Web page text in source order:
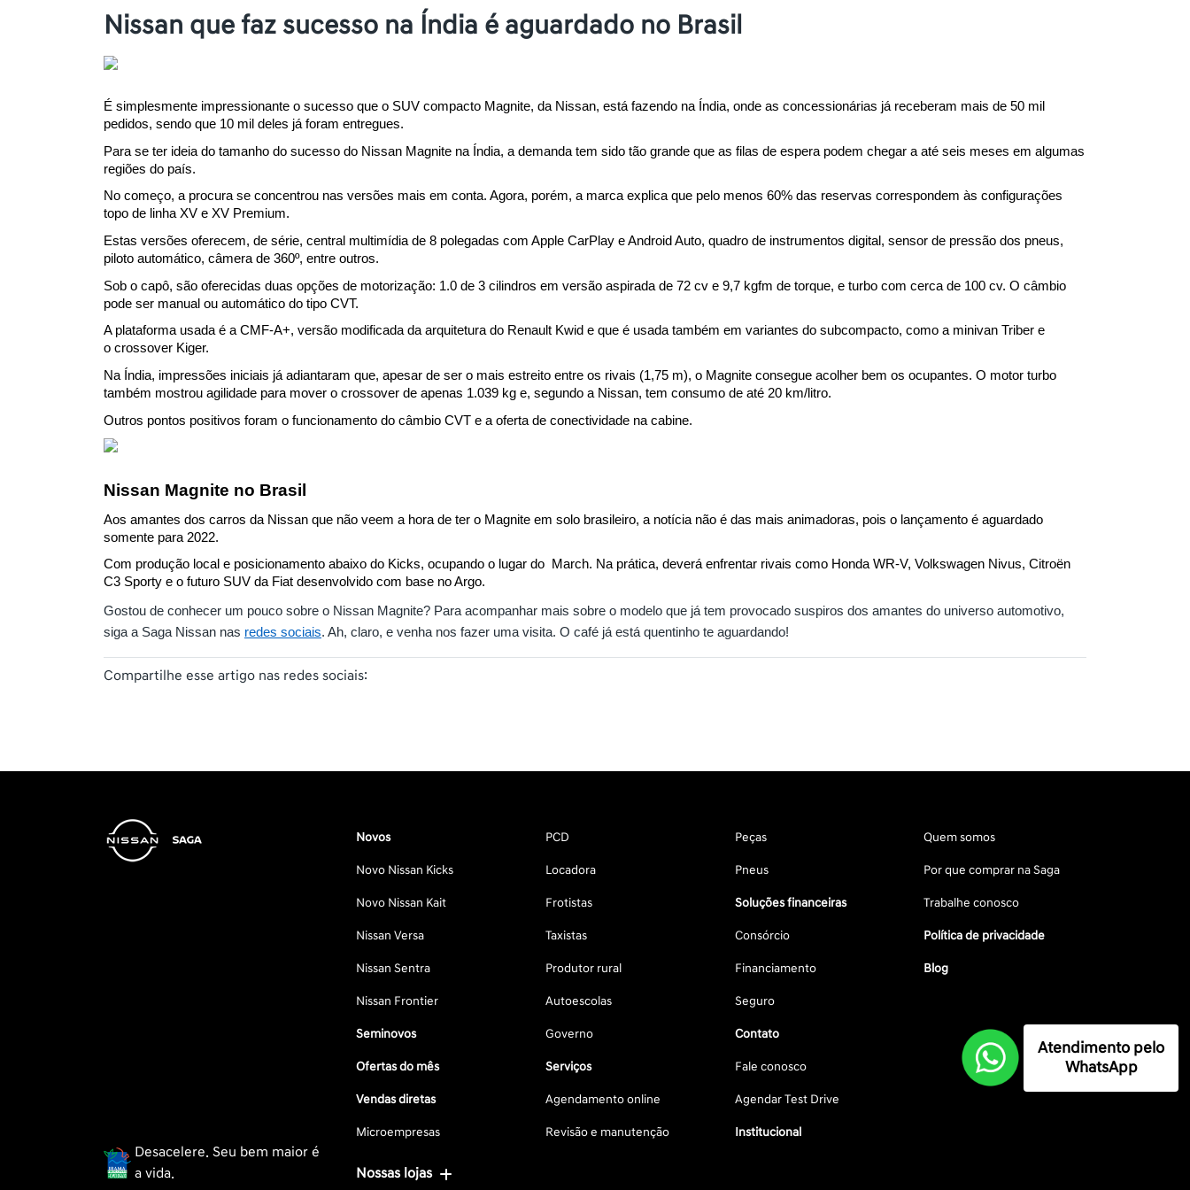
Nissan que faz sucesso na Índia é aguardado no Brasil
É simplesmente impressionante o sucesso que o SUV compacto Magnite, da Nissan, está fazendo na Índia, onde as concessionárias já receberam mais de 50 mil
pedidos, sendo que 10 mil deles já foram entregues.
Para se ter ideia do tamanho do sucesso do Nissan Magnite na Índia, a demanda tem sido tão grande que as filas de espera podem chegar a até seis meses em algumas
regiões do país.
No começo, a procura se concentrou nas versões mais em conta. Agora, porém, a marca explica que pelo menos 60% das reservas correspondem às configurações
topo de linha XV e XV Premium.
Estas versões oferecem, de série, central multimídia de 8 polegadas com Apple CarPlay e Android Auto, quadro de instrumentos digital, sensor de pressão dos pneus,
piloto automático, câmera de 360º, entre outros.
Sob o capô, são oferecidas duas opções de motorização: 1.0 de 3 cilindros em versão aspirada de 72 cv e 9,7 kgfm de torque, e turbo com cerca de 100 cv. O câmbio
pode ser manual ou automático do tipo CVT.
A plataforma usada é a CMF-A+, versão modificada da arquitetura do Renault Kwid e que é usada também em variantes do subcompacto, como a minivan Triber e
o crossover Kiger.
Na Índia, impressões iniciais já adiantaram que, apesar de ser o mais estreito entre os rivais (1,75 m), o Magnite consegue acolher bem os ocupantes. O motor turbo
também mostrou agilidade para mover o crossover de apenas 1.039 kg e, segundo a Nissan, tem consumo de até 20 km/litro.
Outros pontos positivos foram o funcionamento do câmbio CVT e a oferta de conectividade na cabine.
Nissan Magnite no Brasil
Aos amantes dos carros da Nissan que não veem a hora de ter o Magnite em solo brasileiro, a notícia não é das mais animadoras, pois o lançamento é aguardado
somente para 2022.
Com produção local e posicionamento abaixo do Kicks, ocupando o lugar do  March. Na prática, deverá enfrentar rivais como Honda WR-V, Volkswagen Nivus, Citroën
C3 Sporty e o futuro SUV da Fiat desenvolvido com base no Argo.
Gostou de conhecer um pouco sobre o Nissan Magnite? Para acompanhar mais sobre o modelo que já tem provocado suspiros dos amantes do universo automotivo,
siga a Saga Nissan nas redes sociais. Ah, claro, e venha nos fazer uma visita. O café já está quentinho te aguardando!
Compartilhe esse artigo nas redes sociais:
Desacelere. Seu bem maior é
a vida.
Novos
Novo Nissan Kicks
Novo Nissan Kait
Nissan Versa
Nissan Sentra
Nissan Frontier
Seminovos
Ofertas do mês
Vendas diretas
Microempresas
PCD
Locadora
Frotistas
Taxistas
Produtor rural
Autoescolas
Governo
Serviços
Agendamento online
Revisão e manutenção
Peças
Pneus
Soluções financeiras
Consórcio
Financiamento
Seguro
Contato
Fale conosco
Agendar Test Drive
Institucional
Quem somos
Por que comprar na Saga
Trabalhe conosco
Política de privacidade
Blog
Nossas lojas
Atendimento pelo
WhatsApp